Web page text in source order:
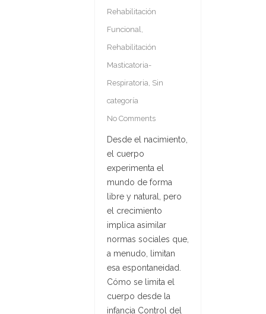
Rehabilitación
Funcional,
Rehabilitación
Masticatoria-
Respiratoria, Sin
categoría
No Comments
Desde el nacimiento,
el cuerpo
experimenta el
mundo de forma
libre y natural, pero
el crecimiento
implica asimilar
normas sociales que,
a menudo, limitan
esa espontaneidad.
Cómo se limita el
cuerpo desde la
infancia Control del